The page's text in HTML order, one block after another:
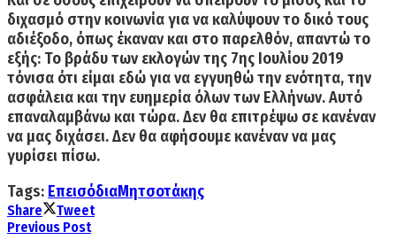
διχασμό στην κοινωνία για να καλύψουν το δικό τους
αδιέξοδο, όπως έκαναν και στο παρελθόν, απαντώ το
εξής: To βράδυ των εκλογών της 7ης Ιουλίου 2019
τόνισα ότι είμαι εδώ για να εγγυηθώ την ενότητα, την
ασφάλεια και την ευημερία όλων των Ελλήνων. Αυτό
επαναλαμβάνω και τώρα.Δεν θα επιτρέψω σε κανέναν
να μας διχάσει.Δεν θα αφήσουμε κανέναν να μας
γυρίσει πίσω.
Tags: ΕπεισόδιαΜητσοτάκης
Share
Tweet
Previous Post